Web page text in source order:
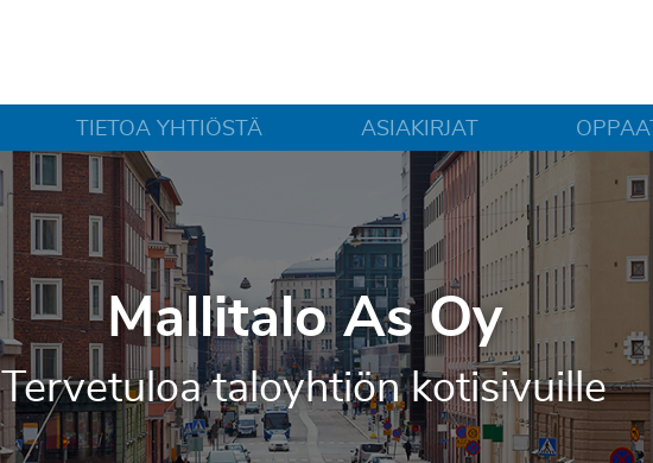
TIETOA YHTIÖSTÄ ASIAKIRJAT OPPAAT
Mallitalo As Oy
Tervetuloa taloyhtiön kotisivuille